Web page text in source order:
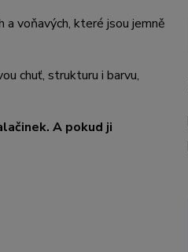
a voňavých, které jsou jemně
chuť, strukturu i barvu,
A pokud ji